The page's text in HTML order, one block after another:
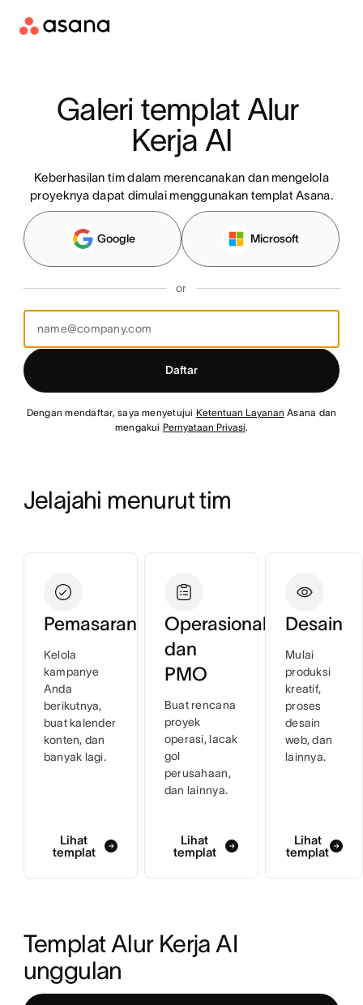
Galeri templat Alur
Kerja AI
Keberhasilan tim dalam merencanakan dan mengelola
proyeknya dapat dimulai menggunakan templat Asana.
Google Microsoft
or
Daftar
Dengan mendaftar, saya menyetujui Ketentuan Layanan Asana dan
mengakui Pernyataan Privasi.
Jelajahi menurut tim
Pemasaran
Kelola
kampanye
Anda
berikutnya,
buat kalender
konten, dan
banyak lagi.
Lihat
templat
Operasional
dan
PMO
Buat rencana
proyek
operasi, lacak
gol
perusahaan,
dan lainnya.
Lihat
templat
Desain
Mulai
produksi
kreatif,
proses
desain
web, dan
lainnya.
Lihat
templat
Templat Alur Kerja AI
unggulan